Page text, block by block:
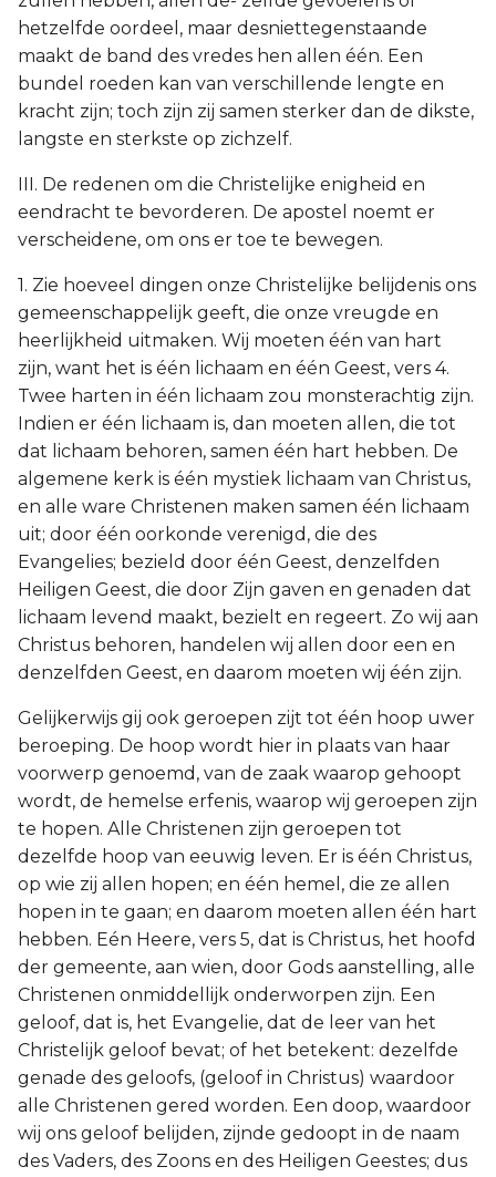
hetzelfde oordeel, maar desniettegenstaande
maakt de band des vredes hen allen één. Een
bundel roeden kan van verschillende lengte en
kracht zijn; toch zijn zij samen sterker dan de dikste,
langste en sterkste op zichzelf.
III. De redenen om die Christelijke enigheid en
eendracht te bevorderen. De apostel noemt er
verscheidene, om ons er toe te bewegen.
1. Zie hoeveel dingen onze Christelijke belijdenis ons
gemeenschappelijk geeft, die onze vreugde en
heerlijkheid uitmaken. Wij moeten één van hart
zijn, want het is één lichaam en één Geest, vers 4.
Twee harten in één lichaam zou monsterachtig zijn.
Indien er één lichaam is, dan moeten allen, die tot
dat lichaam behoren, samen één hart hebben. De
algemene kerk is één mystiek lichaam van Christus,
en alle ware Christenen maken samen één lichaam
uit; door één oorkonde verenigd, die des
Evangelies; bezield door één Geest, denzelfden
Heiligen Geest, die door Zijn gaven en genaden dat
lichaam levend maakt, bezielt en regeert. Zo wij aan
Christus behoren, handelen wij allen door een en
denzelfden Geest, en daarom moeten wij één zijn.
Gelijkerwijs gij ook geroepen zijt tot één hoop uwer
beroeping. De hoop wordt hier in plaats van haar
voorwerp genoemd, van de zaak waarop gehoopt
wordt, de hemelse erfenis, waarop wij geroepen zijn
te hopen. Alle Christenen zijn geroepen tot
dezelfde hoop van eeuwig leven. Er is één Christus,
op wie zij allen hopen; en één hemel, die ze allen
hopen in te gaan; en daarom moeten allen één hart
hebben. Eén Heere, vers 5, dat is Christus, het hoofd
der gemeente, aan wien, door Gods aanstelling, alle
Christenen onmiddellijk onderworpen zijn. Een
geloof, dat is, het Evangelie, dat de leer van het
Christelijk geloof bevat; of het betekent: dezelfde
genade des geloofs, (geloof in Christus) waardoor
alle Christenen gered worden. Een doop, waardoor
wij ons geloof belijden, zijnde gedoopt in de naam
des Vaders, des Zoons en des Heiligen Geestes; dus